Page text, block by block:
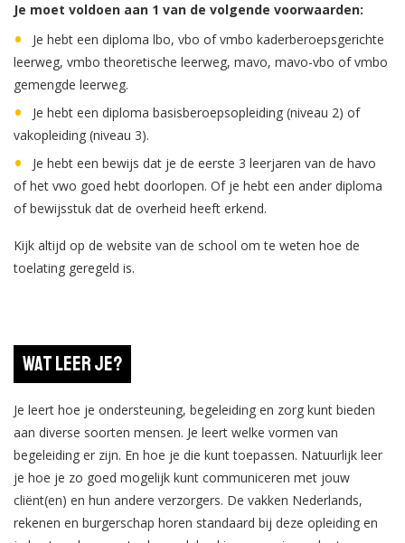
Je moet voldoen aan 1 van de volgende voorwaarden:
Je hebt een diploma lbo, vbo of vmbo kaderberoepsgerichte
leerweg, vmbo theoretische leerweg, mavo, mavo-vbo of vmbo
gemengde leerweg.
Je hebt een diploma basisberoepsopleiding (niveau 2) of
vakopleiding (niveau 3).
Je hebt een bewijs dat je de eerste 3 leerjaren van de havo
of het vwo goed hebt doorlopen. Of je hebt een ander diploma
of bewijsstuk dat de overheid heeft erkend.
Kijk altijd op de website van de school om te weten hoe de
toelating geregeld is.
Wat leer je?
Je leert hoe je ondersteuning, begeleiding en zorg kunt bieden
aan diverse soorten mensen. Je leert welke vormen van
begeleiding er zijn. En hoe je die kunt toepassen. Natuurlijk leer
je hoe je zo goed mogelijk kunt communiceren met jouw
cliënt(en) en hun andere verzorgers. De vakken Nederlands,
rekenen en burgerschap horen standaard bij deze opleiding en